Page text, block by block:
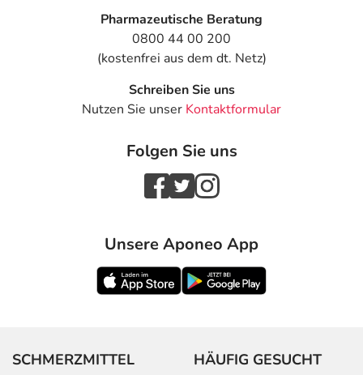
Nebenwirkungen
Welche unerwünschten Wirkungen können auftreten?
- Magen-Darm-Beschwerden, wie:
- Erbrechen
- Geschmacksstörungen
- Zahnfleischentzündung
- Zungenentzündung
- Tinnitus (Ohrgeräusche)
- Überempfindlichkeitsreaktionen der Haut, wie:
- Hautrötung
Pharmazeutische Beratung
0800 44 00 200
(kostenfrei aus dem dt. Netz)
Schreiben Sie uns
Nutzen Sie unser Kontaktformular
Folgen Sie uns
Unsere Aponeo App
SCHMERZMITTEL HÄUFIG GESUCHT